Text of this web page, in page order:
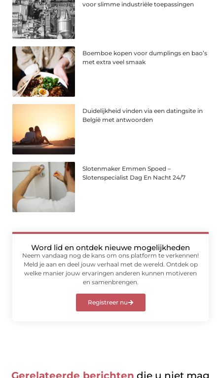
voor slimme industriële toepassingen
Boemboe kopen voor dumplings en bao’s
met extra veel smaak
Duidelijkheid vinden via een datingsite in
België met antwoorden
Slotenmaker Emmen Spoed –
Slotenspecialist Dag En Nacht 24/7
Word lid en ontdek nieuwe mogelijkheden
Neem vandaag nog de kans om ons platform te verkennen!
Meld je aan en deel jouw verhaal met de wereld. Ontdek op
welke manier jouw ervaringen anderen kunnen motiveren
en samenbrengen.
Registreer nu
Gerelateerde berichten die u niet mag